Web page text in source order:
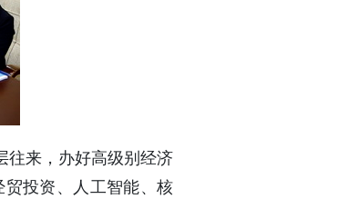
往来，办好高级别经济
投资、人工智能、核